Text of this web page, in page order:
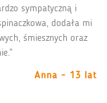
sympatyczną i
dodała mi
śmiesznych oraz
Anna - 13 lat